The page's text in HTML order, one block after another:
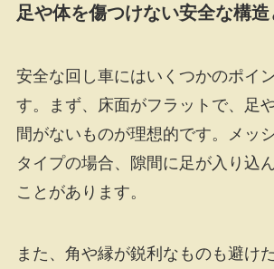
足や体を傷つけない安全な構造
安全な回し車にはいくつかのポイ
す。まず、床面がフラットで、足
間がないものが理想的です。メッ
タイプの場合、隙間に足が入り込
ことがあります。
また、角や縁が鋭利なものも避け